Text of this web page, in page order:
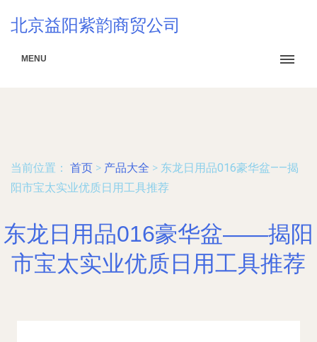
北京益阳紫韵商贸公司
MENU
当前位置： 首页 > 产品大全 > 东龙日用品016豪华盆——揭
阳市宝太实业优质日用工具推荐
东龙日用品016豪华盆——揭阳
市宝太实业优质日用工具推荐